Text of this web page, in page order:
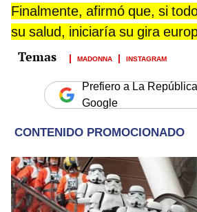
Finalmente, afirmó que, si
su salud, iniciaría su gira
MADONNA INSTAGRAM
Prefiero a La
Google